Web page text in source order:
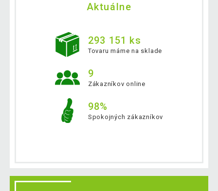
Aktuálne
293 151 ks
Tovaru máme na sklade
9
Zákazníkov online
98%
Spokojných zákazníkov